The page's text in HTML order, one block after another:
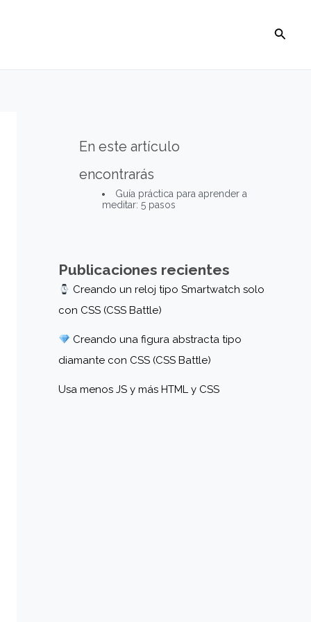
En este artículo
encontrarás
Guía práctica para aprender a
meditar: 5 pasos
Publicaciones recientes
Creando un reloj tipo Smartwatch solo
con CSS (CSS Battle)
Creando una figura abstracta tipo
diamante con CSS (CSS Battle)
Usa menos JS y más HTML y CSS